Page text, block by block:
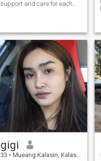
support and care for each
gigi
33 • Mueang Kalasin, Kalasin, Thailandia